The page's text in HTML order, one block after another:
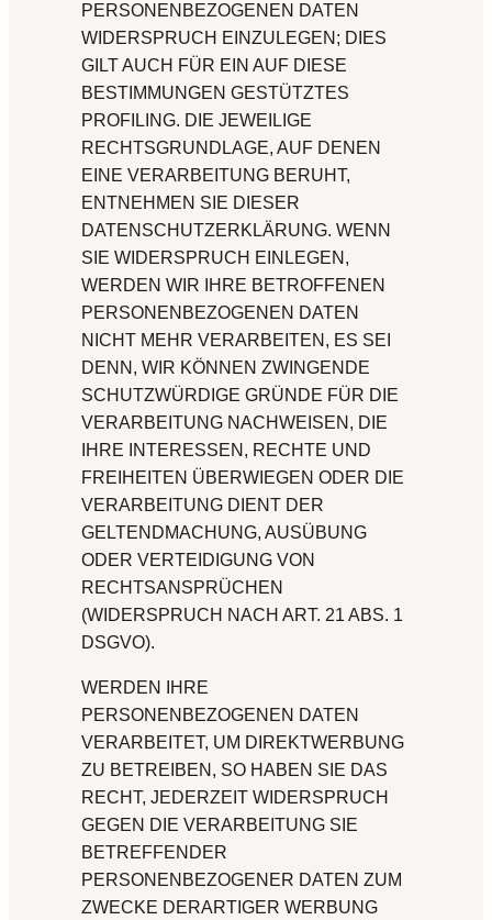
PERSONENBEZOGENEN DATEN
WIDERSPRUCH EINZULEGEN; DIES
GILT AUCH FÜR EIN AUF DIESE
BESTIMMUNGEN GESTÜTZTES
PROFILING. DIE JEWEILIGE
RECHTSGRUNDLAGE, AUF DENEN
EINE VERARBEITUNG BERUHT,
ENTNEHMEN SIE DIESER
DATENSCHUTZERKLÄRUNG. WENN
SIE WIDERSPRUCH EINLEGEN,
WERDEN WIR IHRE BETROFFENEN
PERSONENBEZOGENEN DATEN
NICHT MEHR VERARBEITEN, ES SEI
DENN, WIR KÖNNEN ZWINGENDE
SCHUTZWÜRDIGE GRÜNDE FÜR DIE
VERARBEITUNG NACHWEISEN, DIE
IHRE INTERESSEN, RECHTE UND
FREIHEITEN ÜBERWIEGEN ODER DIE
VERARBEITUNG DIENT DER
GELTENDMACHUNG, AUSÜBUNG
ODER VERTEIDIGUNG VON
RECHTSANSPRÜCHEN
(WIDERSPRUCH NACH ART. 21 ABS. 1
DSGVO).
WERDEN IHRE
PERSONENBEZOGENEN DATEN
VERARBEITET, UM DIREKTWERBUNG
ZU BETREIBEN, SO HABEN SIE DAS
RECHT, JEDERZEIT WIDERSPRUCH
GEGEN DIE VERARBEITUNG SIE
BETREFFENDER
PERSONENBEZOGENER DATEN ZUM
ZWECKE DERARTIGER WERBUNG